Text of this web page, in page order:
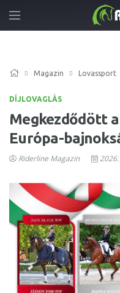
Magazin Lovassport
DÍJLOVAGLÁS
Megkezdődött
Európa-
Riderline Magazin